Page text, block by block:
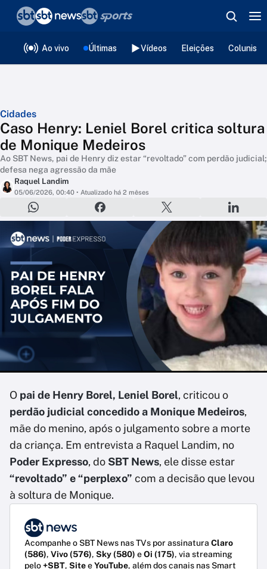
Ao vivo Últimas Vídeos Eleições
Cidades
Caso Henry: Leniel Borel critica soltura
de Monique Medeiros
Ao SBT News, pai de Henry diz estar “revoltado” com perdão judicial;
defesa nega agressão da mãe
Raquel Landim
05/06/2026, 00:40 • Atualizado há 2 mêses
O pai de Henry Borel, Leniel Borel, criticou o
perdão judicial concedido a Monique Medeiros,
mãe do menino, após o julgamento sobre a morte
da criança. Em entrevista a Raquel Landim, no
Poder Expresso, do SBT News, ele disse estar
“revoltado” e “perplexo” com a decisão que levou
à soltura de Monique.
Acompanhe o SBT News nas TVs por assinatura Claro
(586), Vivo (576), Sky (580) eOi (175), via streaming
pelo+SBT, SiteeYouTube, além dos canais nas Smart
❮voltar
Editorias